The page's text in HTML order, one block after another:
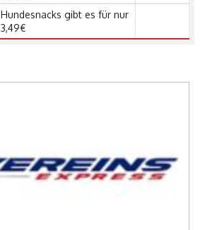
Hundesnacks gibt es für nur
3,49€